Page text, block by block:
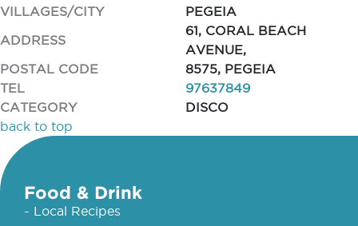
VILLAGES/CITY
PEGEIA
ADDRESS
61, CORAL BEACH
AVENUE,
POSTAL CODE
8575, PEGEIA
TEL
97637849
CATEGORY
DISCO
back to top
Food & Drink
- Local Recipes